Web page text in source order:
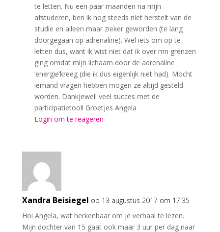
te letten. Nu een paar maanden na mijn
afstuderen, ben ik nog steeds niet herstelt van de
studie en alleen maar zieker geworden (te lang
doorgegaan op adrenaline). Wel iets om op te
letten dus, want ik wist niet dat ik over mn grenzen
ging omdat mijn lichaam door de adrenaline
‘energie’kreeg (die ik dus eigenlijk niet had). Mocht
iemand vragen hebben mogen ze altijd gesteld
worden. Dankjewel! veel succes met de
participatietool! Groetjes Angela
Login om te reageren
Xandra Beisiegel op 13 augustus 2017 om 17:35
Hoi Angela, wat herkenbaar om je verhaal te lezen.
Mijn dochter van 15 gaat ook maar 3 uur per dag naar